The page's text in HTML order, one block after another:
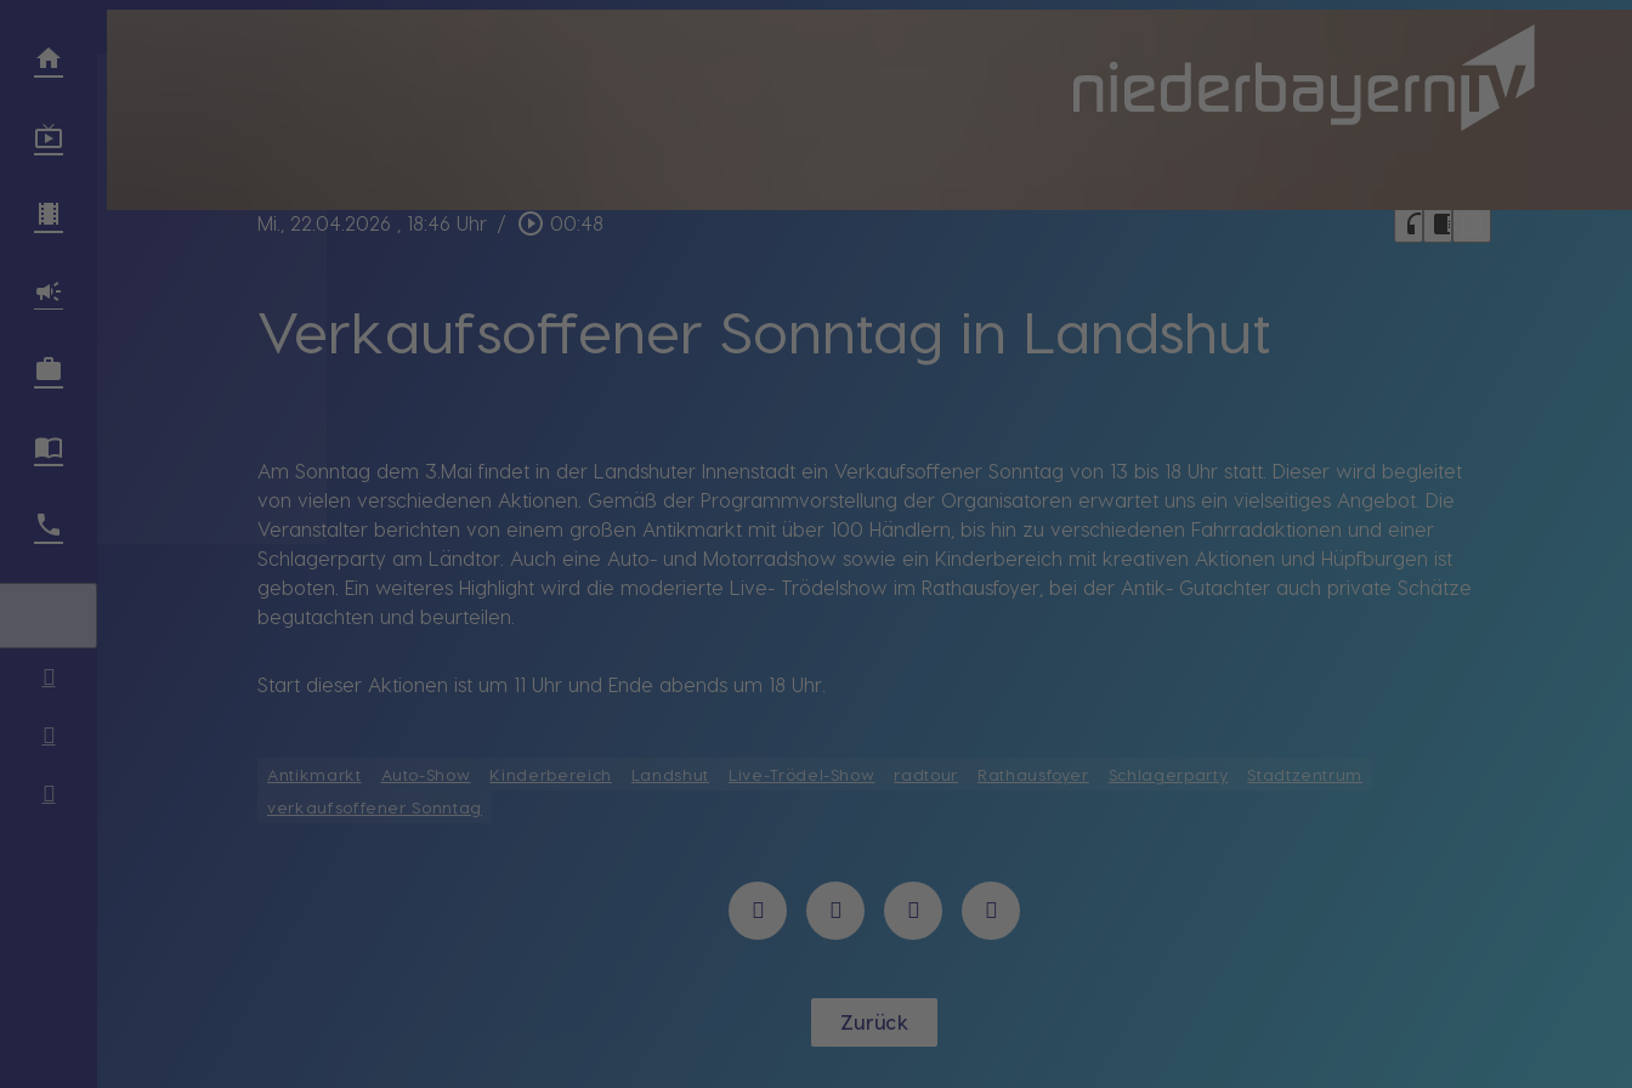
Mi., 22.04.2026 , 18:46 Uhr / play_circle_outline 00:48 headphones chrome_reader_mode
Verkaufsoffener Sonntag in Landshut
Am Sonntag dem 3.Mai findet in der Landshuter Innenstadt ein Verkaufsoffener Sonntag von 13 bis 18 Uhr statt. Dieser wird begleitet
von vielen verschiedenen Aktionen. Gemäß der Programmvorstellung der Organisatoren erwartet uns ein vielseitiges Angebot. Die
Veranstalter berichten von einem großen Antikmarkt mit über 100 Händlern, bis hin zu verschiedenen Fahrradaktionen und einer
Schlagerparty am Ländtor. Auch eine Auto- und Motorradshow sowie ein Kinderbereich mit kreativen Aktionen und Hüpfburgen ist
geboten. Ein weiteres Highlight wird die moderierte Live- Trödelshow im Rathausfoyer, bei der Antik- Gutachter auch private Schätze
begutachten und beurteilen.
Start dieser Aktionen ist um 11 Uhr und Ende abends um 18 Uhr.
Antikmarkt Auto-Show Kinderbereich Landshut Live-Trödel-Show radtour Rathausfoyer Schlagerparty
Stadtzentrum
verkaufsoffener Sonntag
Zurück